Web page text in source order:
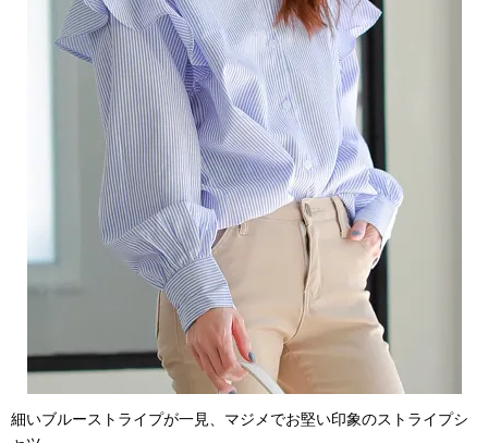
細いブルーストライプが一見、マジメでお堅い印象のストライプシ